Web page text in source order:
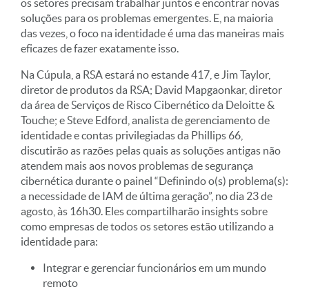
soluções para os problemas emergentes. E, na maioria
das vezes, o foco na identidade é uma das maneiras mais
eficazes de fazer exatamente isso.
Na Cúpula, a RSA estará no estande 417, e Jim Taylor,
diretor de produtos da RSA; David Mapgaonkar, diretor
da área de Serviços de Risco Cibernético da Deloitte &
Touche; e Steve Edford, analista de gerenciamento de
identidade e contas privilegiadas da Phillips 66,
discutirão as razões pelas quais as soluções antigas não
atendem mais aos novos problemas de segurança
cibernética durante o painel “Definindo o(s) problema(s):
a necessidade de IAM de última geração”, no dia 23 de
agosto, às 16h30. Eles compartilharão insights sobre
como empresas de todos os setores estão utilizando a
identidade para:
Integrar e gerenciar funcionários em um mundo
remoto